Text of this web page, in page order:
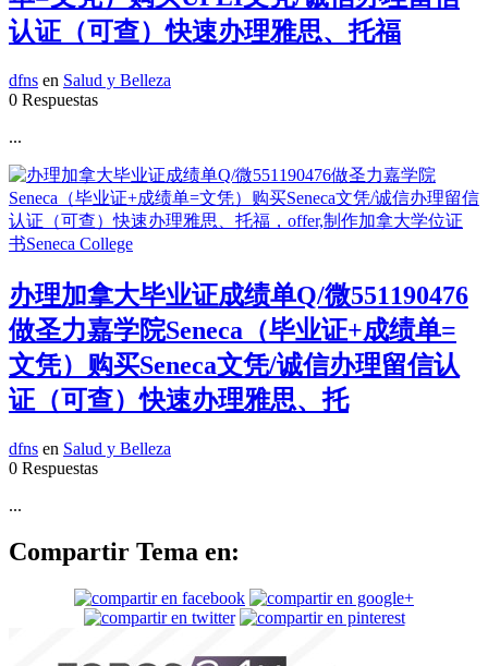
认证（可查）快速办理雅思、托福
dfns en Salud y Belleza
0 Respuestas
...
办理加拿大毕业证成绩单Q/微551190476
做圣力嘉学院Seneca（毕业证+成绩单=
文凭）购买Seneca文凭/诚信办理留信认
证（可查）快速办理雅思、托
dfns en Salud y Belleza
0 Respuestas
...
Compartir Tema en: